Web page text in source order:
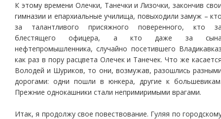
К этому времени Олечки, Танечки и Лизочки, закончив
гимназии и епархиальные училища, повыходили замуж –
за талантливого присяжного поверенного, кто
блестящего офицера, а кто даже за
нефтепромышленника, случайно посетившего
как раз в пору расцвета Олечек и Танечек. Что же
Володей и Шуриков, то они, возмужав, разошлись
дорогами: одни пошли в юнкера, другие к
Прежние однокашники стали непримиримыми врагами.
Итак, я продолжу свое повествование. Гуляя по